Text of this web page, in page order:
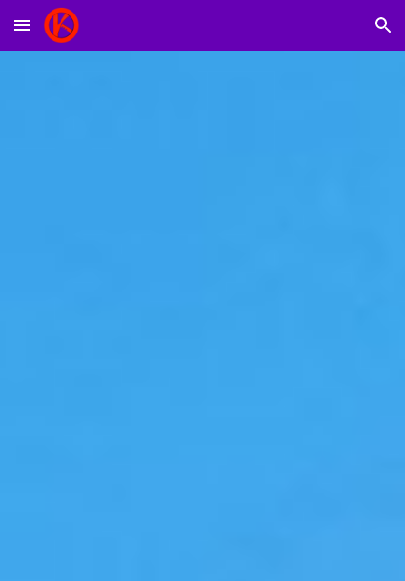
Skip to main content Skip to navigation